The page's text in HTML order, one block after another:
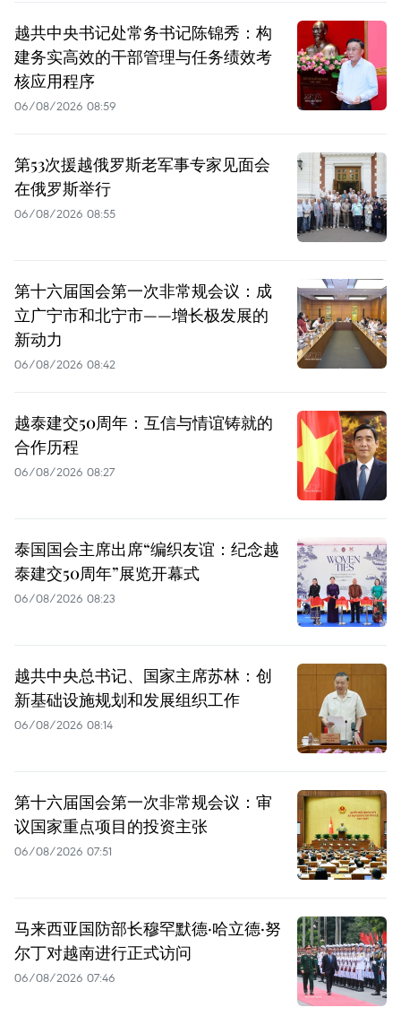
越共中央书记处常务书记陈锦秀：构
建务实高效的干部管理与任务绩效考
核应用程序
06/08/2026 08:59
第53次援越俄罗斯老军事专家见面会
在俄罗斯举行
06/08/2026 08:55
第十六届国会第一次非常规会议：成
立广宁市和北宁市——增长极发展的
新动力
06/08/2026 08:42
越泰建交50周年：互信与情谊铸就的
合作历程
06/08/2026 08:27
泰国国会主席出席“编织友谊：纪念越
泰建交50周年”展览开幕式
06/08/2026 08:23
越共中央总书记、国家主席苏林：创
新基础设施规划和发展组织工作
06/08/2026 08:14
第十六届国会第一次非常规会议：审
议国家重点项目的投资主张
06/08/2026 07:51
马来西亚国防部长穆罕默德·哈立德·努
尔丁对越南进行正式访问
06/08/2026 07:46